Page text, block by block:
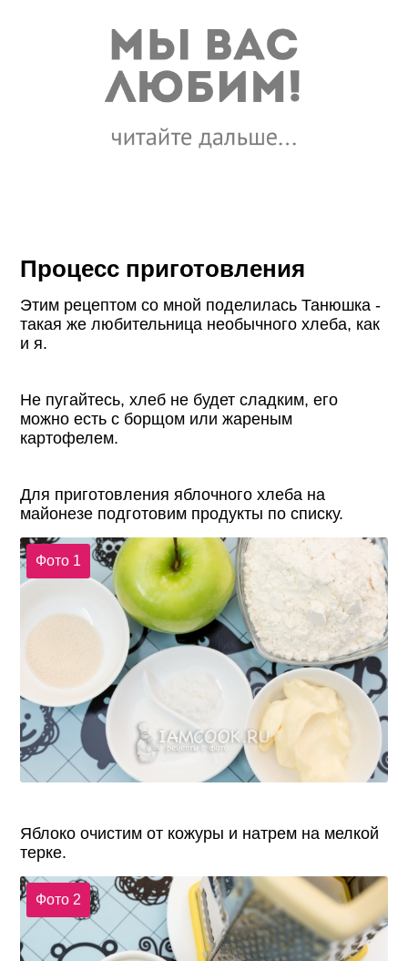
Процесс приготовления
Этим рецептом со мной поделилась Танюшка -
такая же любительница необычного хлеба, как
и я.
Не пугайтесь, хлеб не будет сладким, его
можно есть с борщом или жареным
картофелем.
Для приготовления яблочного хлеба на
майонезе подготовим продукты по списку.
Фото 1
Яблоко очистим от кожуры и натрем на мелкой
терке.
Фото 2